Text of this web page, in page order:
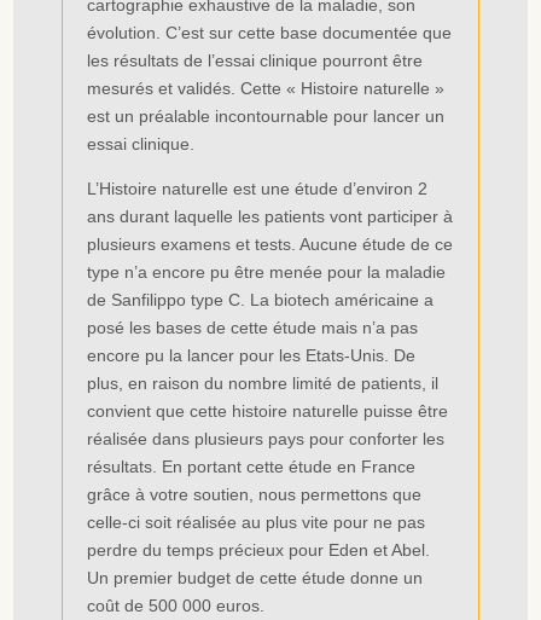
cartographie exhaustive de la maladie, son
évolution. C’est sur cette base documentée que
les résultats de l’essai clinique pourront être
mesurés et validés. Cette « Histoire naturelle »
est un préalable incontournable pour lancer un
essai clinique.
L’Histoire naturelle est une étude d’environ 2
ans durant laquelle les patients vont participer à
plusieurs examens et tests. Aucune étude de ce
type n’a encore pu être menée pour la maladie
de Sanfilippo type C. La biotech américaine a
posé les bases de cette étude mais n’a pas
encore pu la lancer pour les Etats-Unis. De
plus, en raison du nombre limité de patients, il
convient que cette histoire naturelle puisse être
réalisée dans plusieurs pays pour conforter les
résultats. En portant cette étude en France
grâce à votre soutien, nous permettons que
celle-ci soit réalisée au plus vite pour ne pas
perdre du temps précieux pour Eden et Abel.
Un premier budget de cette étude donne un
coût de 500 000 euros.